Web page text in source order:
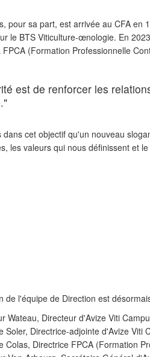
pour sa part, est arrivée au CFA
le BTS Viticulture-œnologie. En
FPCA (Formation Professionnelle
est de renforcer les
dans cet objectif qu'un nouveau
les valeurs qui nous définissent et
de l'équipe de Direction est
Wateau, Directeur d'Avize Viti
Soler, Directrice-adjointe d'Avize Viti
Colas, Directrice FPCA (Formation